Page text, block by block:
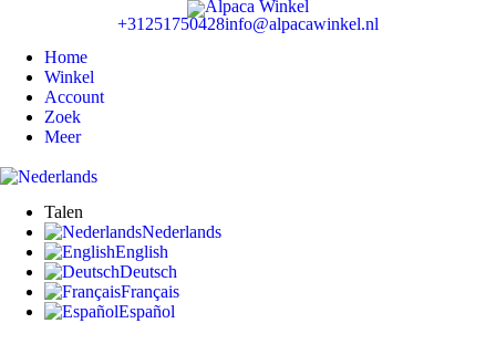
+31251750428info@alpacawinkel.nl
Home
Winkel
Account
Zoek
Meer
Talen
Nederlands
English
Deutsch
Français
Español